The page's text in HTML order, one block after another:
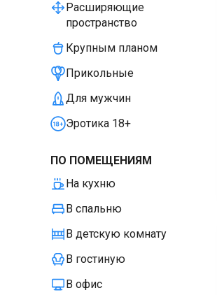
Расширяющие
пространство
Крупным планом
Прикольные
Для мужчин
Эротика 18+
ПО ПОМЕЩЕНИЯМ
На кухню
В спальню
В детскую комнату
В гостиную
В офис